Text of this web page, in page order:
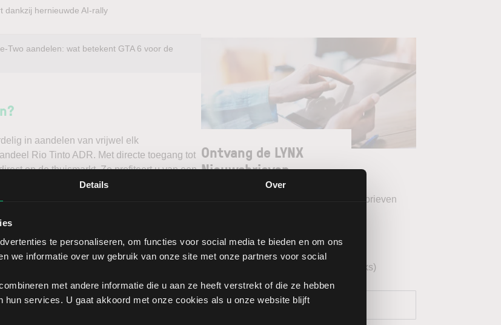
Details Over
te personaliseren, om functies voor social media te bieden en om ons
we informatie over uw gebruik van onze site met onze partners voor social
met andere informatie die u aan ze heeft verstrekt of die ze hebben
hun services. U gaat akkoord met onze cookies als u onze website blijft
dankzij hernieuwde AI-rally
Two aandelen: wat betekent GTA 6 voor de
in aandelen van vrijwel elk
Rio Tinto ADR. Met directe toegang tot
op de thuismarkt. Zo profiteert u van een
u daarnaast via een stabiel platform met
kunt maken. Belegt u met het oog op
dalende koers en gaat u short*?
alle voordelen van beleggen via een
extra risico’s met zich mee: als de
oplopen. Het is belangrijk om deze
te beleggen met kapitaal dat u kunt
Ontvang de LYNX
Nieuwsbrieven
Selecteer uw gewenste LYNX Nieuwsbrieven
LYNX Morning Call (dagelijks)
Technische analyse AEX (wekelijks)